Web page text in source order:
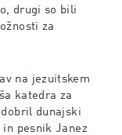
drugi so bili
za
na jezuitskem
katedra za
dunajski
pesnik Janez